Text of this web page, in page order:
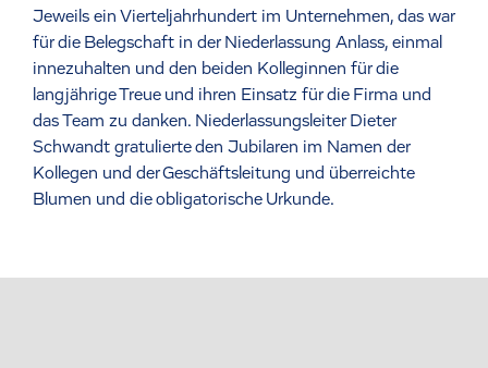
Jeweils ein Vierteljahrhundert im Unternehmen, das war
für die Belegschaft in der Niederlassung Anlass, einmal
innezuhalten und den beiden Kolleginnen für die
langjährige Treue und ihren Einsatz für die Firma und
das Team zu danken. Niederlassungsleiter Dieter
Schwandt gratulierte den Jubilaren im Namen der
Kollegen und der Geschäftsleitung und überreichte
Blumen und die obligatorische Urkunde.